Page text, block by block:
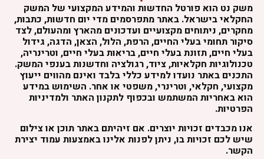
משק נט הוא פורטל החדשות והמידע המקצועי של המשק
החקלאי בישראל. באתר מתפרסמים מדי יום חדשות, כתבות,
מחקרים, ניתוחים מקצועיים ועדכונים מהארץ ומהעולם, לצד
סיקור תחומי בעלי החיים, הרפת, הלול, הצאן, הדגה, גידול
בעלי חיים, תזונת בעלי חיים, בריאות בעלי חיים, וטרינריה,
טכנולוגיות חקלאיות, ציוד, רגולציה וחדשנות בענפי המשק.
התכנים באתר נועדו למידע כללי בלבד ואינם מהווים ייעוץ
מקצועי, חקלאי, וטרינרי, משפטי או אחר. השימוש במידע
הוא באחריות המשתמש ובכפוף לתקנון האתר ולמדיניות
הפרטיות.
אנו מכבדים זכויות יוצרים. אם זיהיתם באתר תוכן או צילום
שיש לכם זכויות בו, ניתן לפנות אלינו באמצעות עמוד יצירת
הקשר.